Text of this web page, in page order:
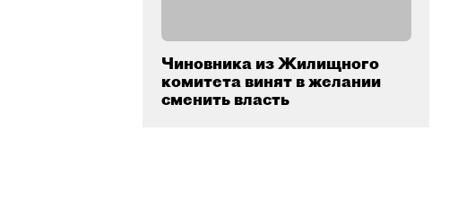
Чиновника из Жилищного
комитета винят в желании
сменить власть